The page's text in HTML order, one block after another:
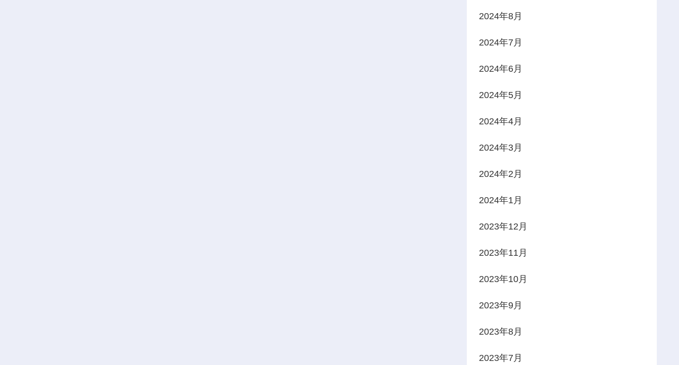
2024年8月
2024年7月
2024年6月
2024年5月
2024年4月
2024年3月
2024年2月
2024年1月
2023年12月
2023年11月
2023年10月
2023年9月
2023年8月
2023年7月